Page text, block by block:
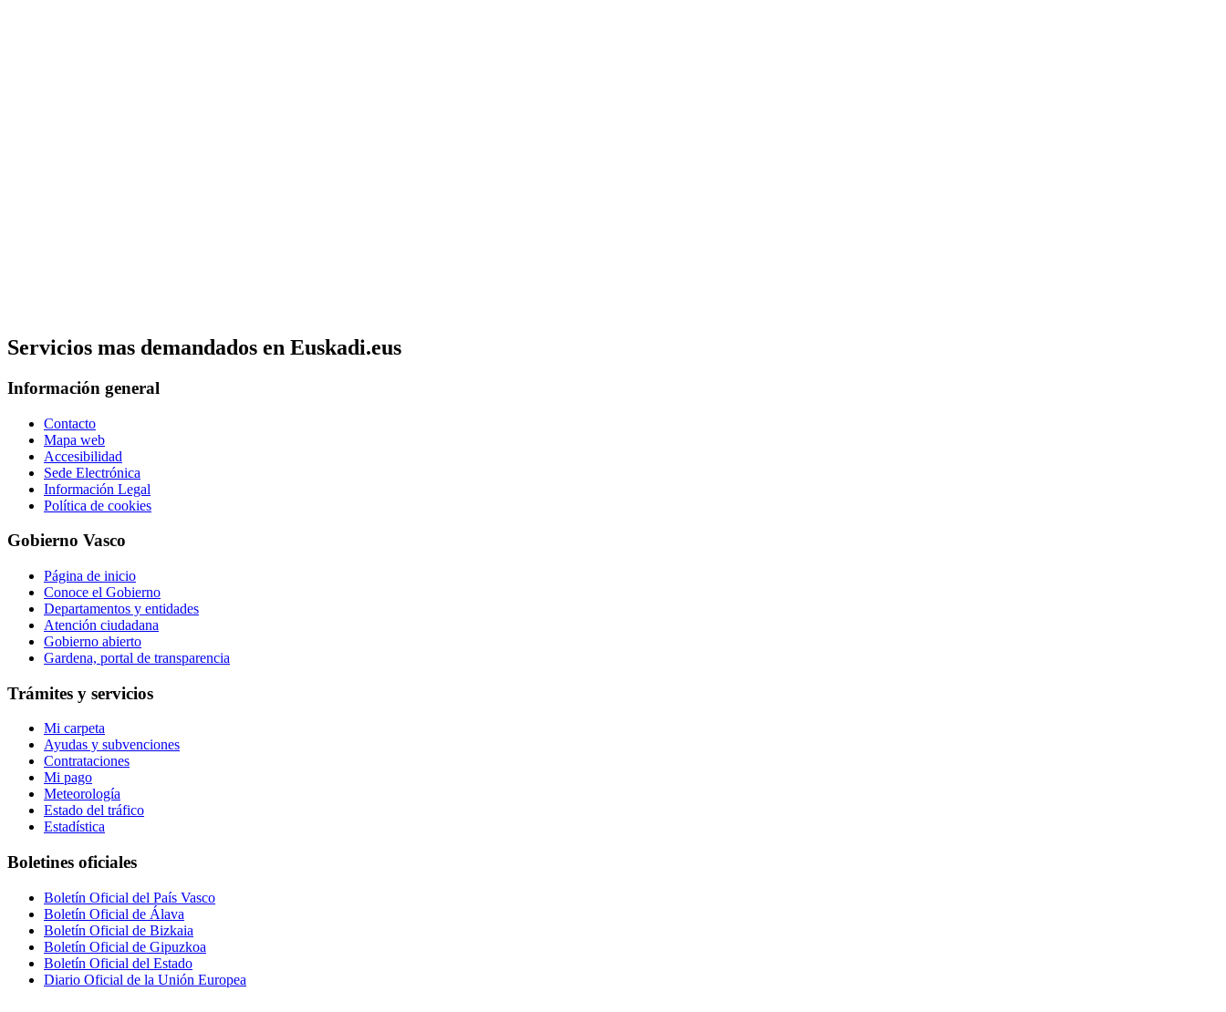
Servicios mas demandados en Euskadi.eus
Información general
Contacto
Mapa web
Accesibilidad
Sede Electrónica
Información Legal
Política de cookies
Gobierno Vasco
Página de inicio
Conoce el Gobierno
Departamentos y entidades
Atención ciudadana
Gobierno abierto
Gardena, portal de transparencia
Trámites y servicios
Mi carpeta
Ayudas y subvenciones
Contrataciones
Mi pago
Meteorología
Estado del tráfico
Estadística
Boletines oficiales
Boletín Oficial del País Vasco
Boletín Oficial de Álava
Boletín Oficial de Bizkaia
Boletín Oficial de Gipuzkoa
Boletín Oficial del Estado
Diario Oficial de la Unión Europea